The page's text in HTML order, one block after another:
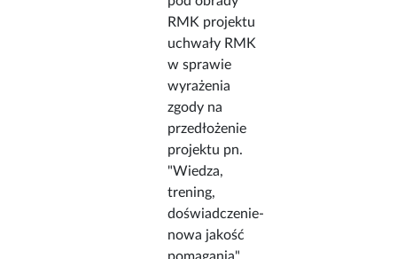
RMK projektu
uchwały RMK
w sprawie
wyrażenia
zgody na
przedłożenie
projektu pn.
"Wiedza,
trening,
doświadczenie-
nowa jakość